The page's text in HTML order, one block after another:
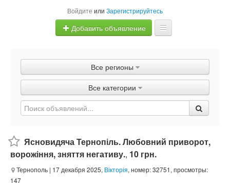
Войдите или Зарегистрируйтесь
Добавить объявление
Объявления
Быстрая продажа
Все регионы
Все категории
Ясновидяча Тернопіль. Любовний приворот,
ворожіння, зняття негативу., 10 грн.
Тернополь | 17 декабря 2025, Вікторія, номер: 32751, просмотры:
147